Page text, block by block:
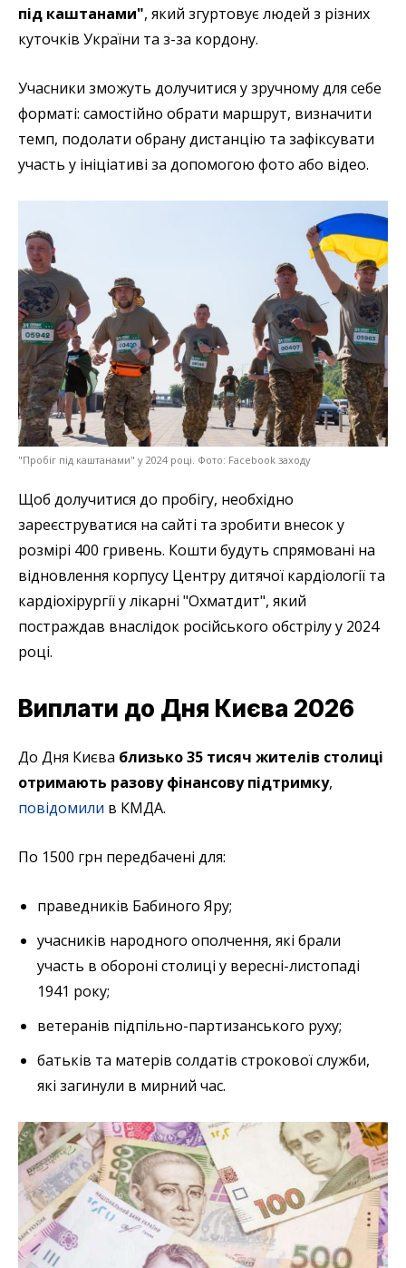
під каштанами", який згуртовує людей з різних
куточків України та з-за кордону.
Учасники зможуть долучитися у зручному для себе
форматі: самостійно обрати маршрут, визначити
темп, подолати обрану дистанцію та зафіксувати
участь у ініціативі за допомогою фото або відео.
"Пробіг під каштанами" у 2024 році. Фото: Facebook заходу
Щоб долучитися до пробігу, необхідно
зареєструватися на сайті та зробити внесок у
розмірі 400 гривень. Кошти будуть спрямовані на
відновлення корпусу Центру дитячої кардіології та
кардіохірургії у лікарні "Охматдит", який
постраждав внаслідок російського обстрілу у 2024
році.
Виплати до Дня Києва 2026
До Дня Києва близько 35 тисяч жителів столиці
отримають разову фінансову підтримку,
повідомили в КМДА.
По 1500 грн передбачені для:
праведників Бабиного Яру;
учасників народного ополчення, які брали
участь в обороні столиці у вересні-листопаді
1941 року;
ветеранів підпільно-партизанського руху;
батьків та матерів солдатів строкової служби,
які загинули в мирний час.